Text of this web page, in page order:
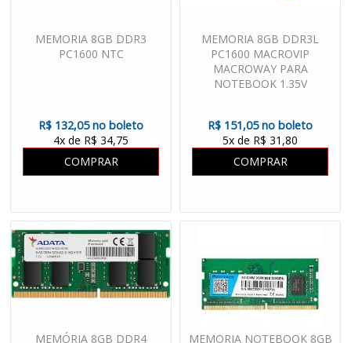
MEMORIA 8GB DDR3
PC1600 NTC
R$ 132,05 no boleto
4x de R$ 34,75
COMPRAR
MEMORIA 8GB DDR3L
PC1600 MACROVIP
MACROWAY PARA
NOTEBOOK 1.35V
R$ 151,05 no boleto
5x de R$ 31,80
COMPRAR
MEMÓRIA 8GB DDR4
MEMORIA NOTEBOOK 8GB